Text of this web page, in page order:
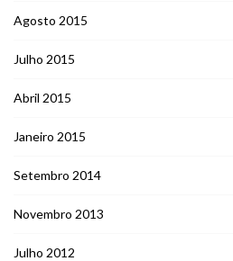
Agosto 2015
Julho 2015
Abril 2015
Janeiro 2015
Setembro 2014
Novembro 2013
Julho 2012